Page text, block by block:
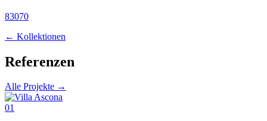
83070
← Kollektionen
Referenzen
Alle Projekte →
01